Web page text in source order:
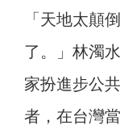
「天地太顛
了。」林濁
家扮進步公
者，在台灣